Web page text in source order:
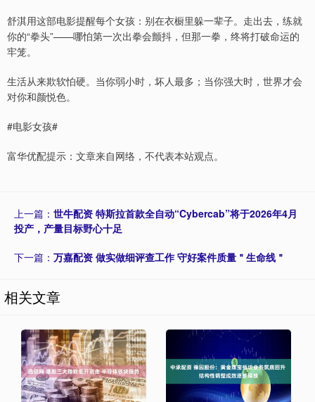
舒淇用这部电影提醒每个女孩：别在衣橱里躲一辈子。走出去，练就
你的“拳头”——哪怕第一次出拳会颤抖，但那一拳，终将打破命运的
牢笼。
生活从来欺软怕硬。当你弱小时，坏人最多；当你强大时，世界才会
对你和颜悦色。
#电影女孩#
富华优配提示：文章来自网络，不代表本站观点。
上一篇： 世牛配资 特斯拉首款全自动“Cybercab”将于2026年4月
投产，产量目标野心十足
下一篇： 万嘉配资 做实做细评查工作 守好案件质量＂生命线＂
相关文章